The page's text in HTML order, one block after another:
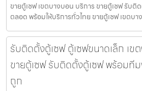
ขายตู้เซฟ เขตบางบอน บริการ ขายตู้เซฟ รับ
ตลอด พร้อมให้บริการทั่วไทย ขายตู้เซฟ เขตบา
รับติดตั้งตู้เซฟ ตู้เซฟขนาดเล็ก เข
ขายตู้เซฟ รับติดตั้งตู้เซฟ พร้อมที
ถูก